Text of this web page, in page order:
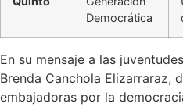
Democrática
En su mensaje a las
Brenda Canchola Elizarraraz,
embajadoras por la